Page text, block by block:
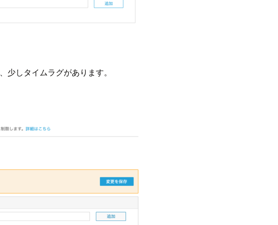
しタイムラグがあります。